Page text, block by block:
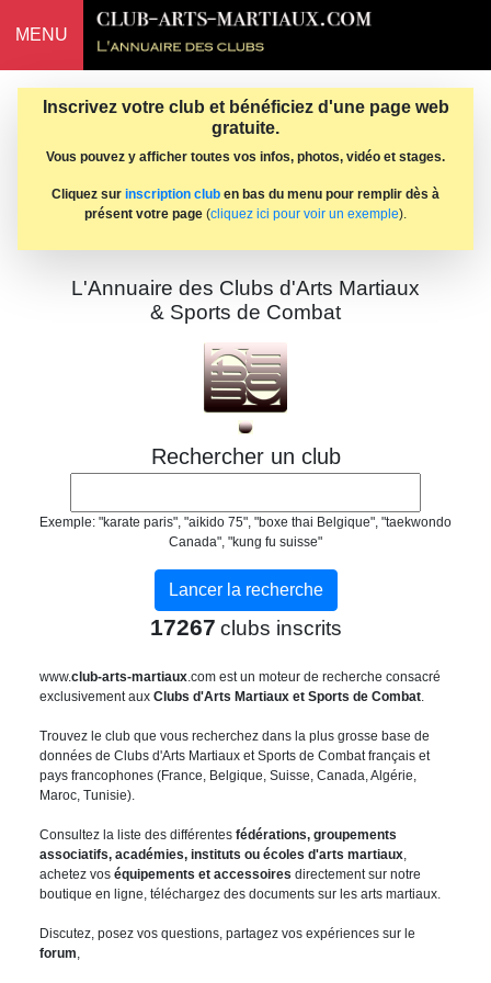
MENU
Inscrivez votre club et bénéficiez d'une page web
gratuite.
Vous pouvez y afficher toutes vos infos, photos, vidéo et stages.
Cliquez sur inscription club en bas du menu pour remplir dès à
présent votre page (cliquez ici pour voir un exemple).
L'Annuaire des Clubs d'Arts Martiaux
& Sports de Combat
Rechercher un club
Exemple: "karate paris", "aikido 75", "boxe thai Belgique", "taekwondo
Canada", "kung fu suisse"
17267 clubs inscrits
www.club-arts-martiaux.com est un moteur de recherche consacré
exclusivement aux Clubs d'Arts Martiaux et Sports de Combat.
Trouvez le club que vous recherchez dans la plus grosse base de
données de Clubs d'Arts Martiaux et Sports de Combat français et
pays francophones (France, Belgique, Suisse, Canada, Algérie,
Maroc, Tunisie).
Consultez la liste des différentes fédérations, groupements
associatifs, académies, instituts ou écoles d'arts martiaux,
achetez vos équipements et accessoires directement sur notre
boutique en ligne, téléchargez des documents sur les arts martiaux.
Discutez, posez vos questions, partagez vos expériences sur le
forum,